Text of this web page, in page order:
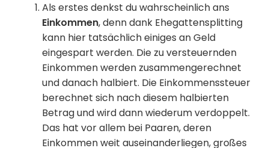
Als erstes denkst du wahrscheinlich ans
Einkommen, denn dank Ehegattensplitting
kann hier tatsächlich einiges an Geld
eingespart werden. Die zu versteuernden
Einkommen werden zusammengerechnet
und danach halbiert. Die Einkommenssteuer
berechnet sich nach diesem halbierten
Betrag und wird dann wiederum verdoppelt.
Das hat vor allem bei Paaren, deren
Einkommen weit auseinanderliegen, großes